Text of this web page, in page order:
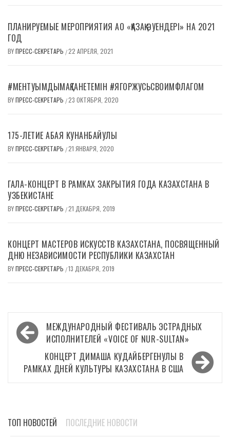
ПЛАНИРУЕМЫЕ МЕРОПРИЯТИЯ АО «ҚАЗАҚ ӘУЕНДЕРІ» НА 2021
ГОД
BYПРЕСС-СЕКРЕТАРЬ /22 АПРЕЛЯ, 2021
#МЕНТУЫМДЫМАҚТАНЕТЕМІН #ЯГОРЖУСЬСВОИМФЛАГОМ
BYПРЕСС-СЕКРЕТАРЬ /23 ОКТЯБРЯ, 2020
175-ЛЕТИЕ АБАЯ КУНАНБАЙУЛЫ
BYПРЕСС-СЕКРЕТАРЬ /21 ЯНВАРЯ, 2020
ГАЛА-КОНЦЕРТ В РАМКАХ ЗАКРЫТИЯ ГОДА КАЗАХСТАНА В
УЗБЕКИСТАНЕ
BYПРЕСС-СЕКРЕТАРЬ /21 ДЕКАБРЯ, 2019
КОНЦЕРТ МАСТЕРОВ ИСКУССТВ КАЗАХСТАНА, ПОСВЯЩЕННЫЙ
ДНЮ НЕЗАВИСИМОСТИ РЕСПУБЛИКИ КАЗАХСТАН
BYПРЕСС-СЕКРЕТАРЬ /13 ДЕКАБРЯ, 2019
Навигация
по
записям
МЕЖДУНАРОДНЫЙ ФЕСТИВАЛЬ ЭСТРАДНЫХ
ИСПОЛНИТЕЛЕЙ «VOICE OF NUR-SULTAN»
КОНЦЕРТ ДИМАША КУДАЙБЕРГЕНУЛЫ В
РАМКАХ ДНЕЙ КУЛЬТУРЫ КАЗАХСТАНА В США
ТОП НОВОСТЕЙ ПОСЛЕДНИЕ НОВОСТИ